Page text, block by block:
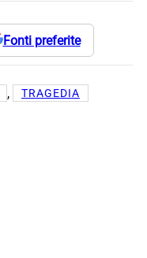
Fonti preferite
, TRAGEDIA